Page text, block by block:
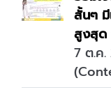
สั้นๆ
สูงสุด
7 ต.ค